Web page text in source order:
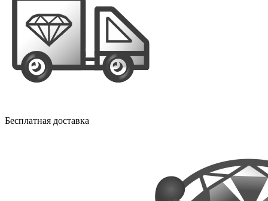
Бесплатная доставка